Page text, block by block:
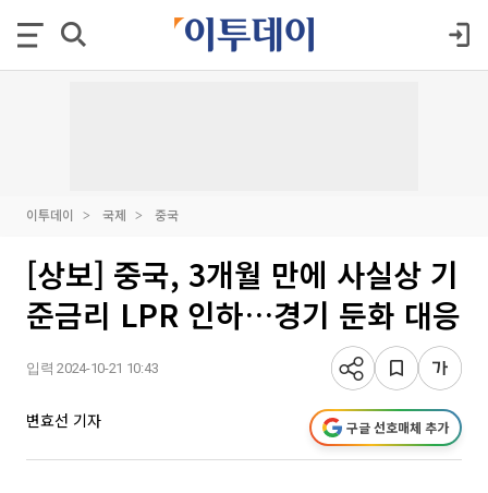
이투데이 국제 중국
[상보] 중국, 3개월 만에 사실상 기
준금리 LPR 인하…경기 둔화 대응
입력 2024-10-21 10:43
변효선 기자 구글 선호매체 추가